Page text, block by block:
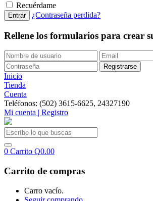
Recuérdame
¿Contraseña perdida?
Rellene los formularios para crear
Inicio
Tienda
Cuenta
Teléfonos: (502) 3615-6625, 24327190
Mi cuenta | Registro
0 Carrito Q0.00
Carrito de compras
Carro vacío.